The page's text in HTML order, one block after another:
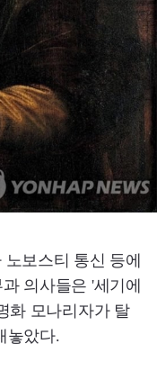
보스티 통신 등에
의사들은 '세기에
화 모나리자가 탈
놓았다.